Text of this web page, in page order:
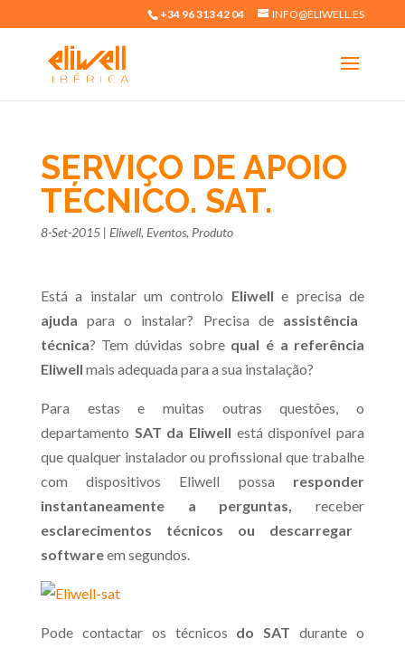
+34 96 313 42 04 INFO@ELIWELL.ES
SERVIÇO DE APOIO
TÉCNICO. SAT.
8-Set-2015| Eliwell, Eventos, Produto
Está a instalar um controlo Eliwell e precisa de
ajuda para o instalar? Precisa de assistência
técnica? Tem dúvidas sobre qual é a referência
Eliwell mais adequada para a sua instalação?
Para estas e muitas outras questões, o
departamento SAT da Eliwell está disponível para
que qualquer instalador ou profissional que trabalhe
com dispositivos Eliwell possa responder
instantaneamente a perguntas,receber
esclarecimentos técnicos ou descarregar
softwareem segundos.
Pode contactar os técnicos do SAT durante o